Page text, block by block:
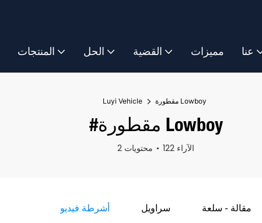
المنتجات الحل القضية مميزات عنا
Luyi Vehicle مقطورة Lowboy
#مقطورة Lowboy
2 محتويات 122 الآراء
أشرطة فيديو سراويل مقالة - سلعة